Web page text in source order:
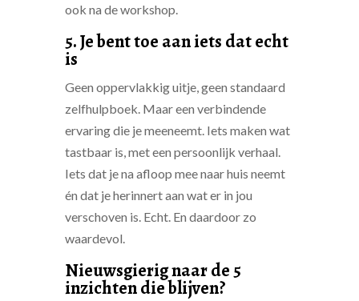
ook na de workshop.
5. Je bent toe aan iets dat echt
is
Geen oppervlakkig uitje, geen standaard
zelfhulpboek. Maar een verbindende
ervaring die je meeneemt. Iets maken wat
tastbaar is, met een persoonlijk verhaal.
Iets dat je na afloop mee naar huis neemt
én dat je herinnert aan wat er in jou
verschoven is. Echt. En daardoor zo
waardevol.
Nieuwsgierig naar de 5
inzichten die blijven?